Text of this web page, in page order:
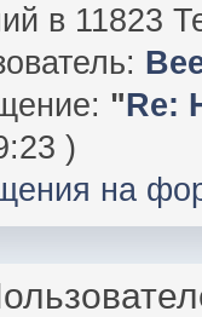
в 11823
"Re:
)
на